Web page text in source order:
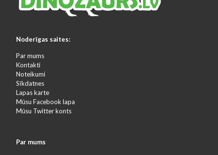
Noderīgas saites:
Par mums
Kontakti
Noteikumi
Sīkdatnes
Lapas karte
Mūsu Facebook lapa
Mūsu Twitter konts
Par mums